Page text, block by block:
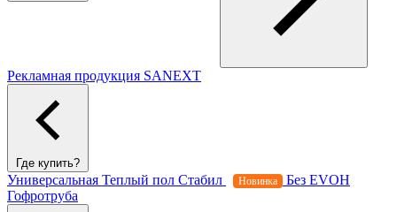
Рекламная продукция SANEXT
Где купить?
Универсальная Теплый пол Стабил Новинка
Без EVOH
Гофротруба